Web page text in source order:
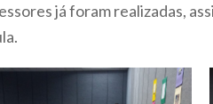
já foram realizadas,